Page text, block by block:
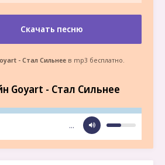
Скачать песню
- Стал Сильнее в mp3 бесплатно.
Goyart - Стал Сильнее
…